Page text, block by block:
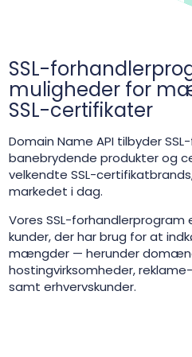
SSL-
muligheder for
SSL-certifikater
Domain Name API tilbyder
banebrydende produkter og
velkendte SSL-
markedet i dag.
Vores SSL-forhandlerprogram
kunder, der har brug for at
mængder — herunder
hostingvirksomheder,
samt erhvervskunder.